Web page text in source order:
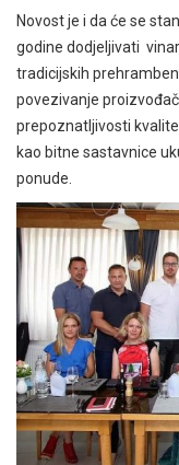
Novost je i da će se
godine dodjeljivati
tradicijskih
povezivanje
prepoznatljivosti
kao bitne sastavnice
ponude.